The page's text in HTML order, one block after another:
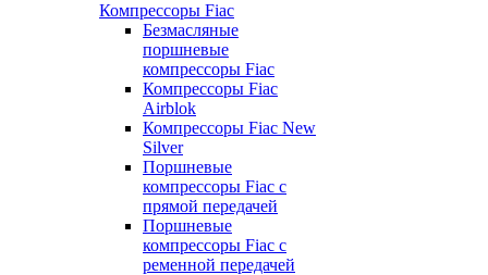
Компрессоры Fiac
Безмасляные
поршневые
компрессоры Fiac
Компрессоры Fiac
Airblok
Компрессоры Fiac New
Silver
Поршневые
компрессоры Fiac с
прямой передачей
Поршневые
компрессоры Fiac с
ременной передачей